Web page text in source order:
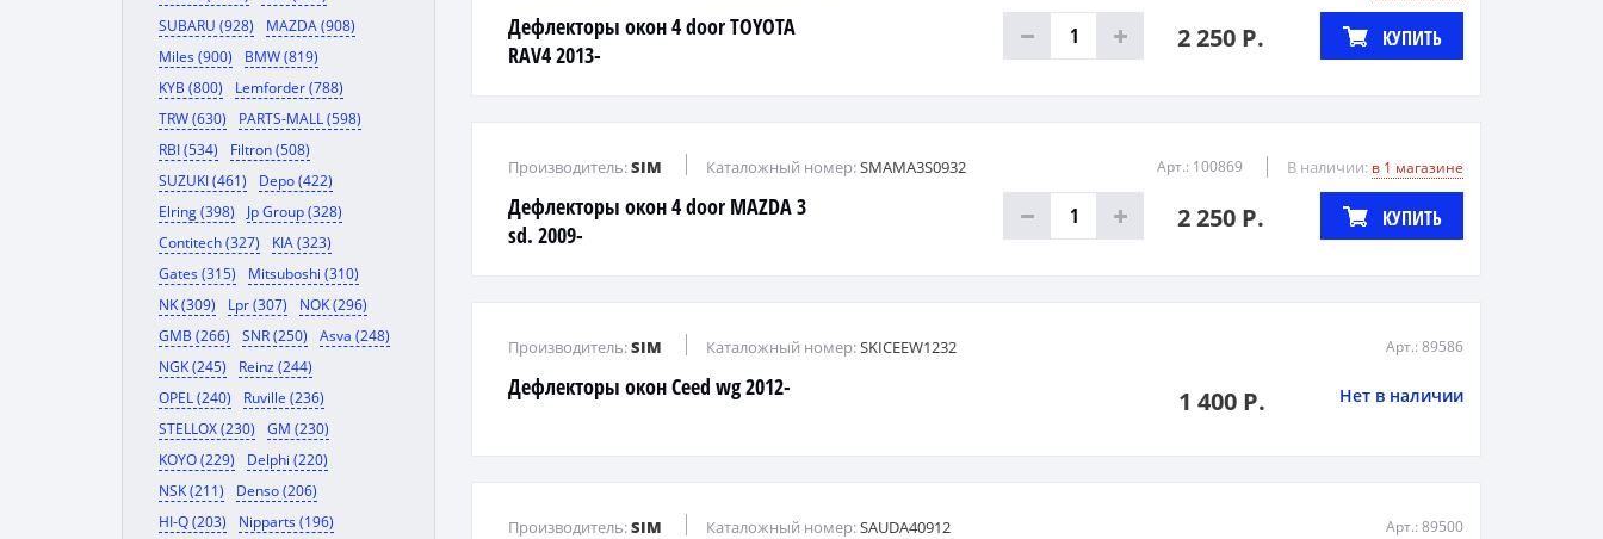
SUBARU (928)
MAZDA (908)
Miles (900)
BMW (819)
KYB (800)
Lemforder (788)
TRW (630)
PARTS-MALL (598)
RBI (534)
Filtron (508)
SUZUKI (461)
Depo (422)
Elring (398)
Jp Group (328)
Contitech (327)
KIA (323)
Gates (315)
Mitsuboshi (310)
NK (309)
Lpr (307)
NOK (296)
GMB (266)
SNR (250)
Asva (248)
NGK (245)
Reinz (244)
OPEL (240)
Ruville (236)
STELLOX (230)
GM (230)
KOYO (229)
Delphi (220)
NSK (211)
Denso (206)
HI-Q (203)
Nipparts (196)
Дефлекторы окон 4 door TOYOTA
RAV4 2013-
2 250 Р. КУПИТЬ
Дефлекторы окон 4 door MAZDA 3
sd. 2009-
Производитель:SIM Каталожный номер:SMAMA3S0932 Арт.: 100869 В наличии: в 1 магазине
2 250 Р. КУПИТЬ
Дефлекторы окон Ceed wg 2012-
Производитель:SIM Каталожный номер:SKICEEW1232 Арт.: 89586
1 400 Р. Нет в наличии
Производитель:SIM Каталожный номер:SAUDA40912 Арт.: 89500